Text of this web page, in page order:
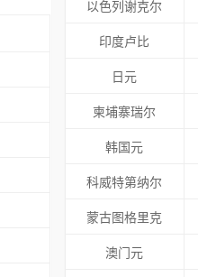
以色列谢克尔
印度卢比
日元
柬埔寨瑞尔
韩国元
科威特第纳尔
蒙古图格里克
澳门元